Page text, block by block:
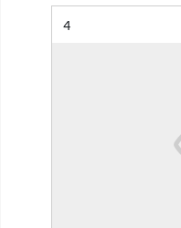
Résultat n°
4